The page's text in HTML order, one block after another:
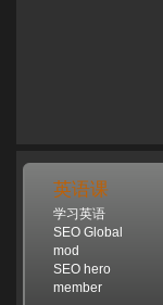
英语课
学习英语
SEO Global
mod
SEO hero
member